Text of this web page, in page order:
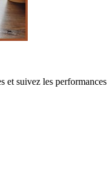
et suivez les performances